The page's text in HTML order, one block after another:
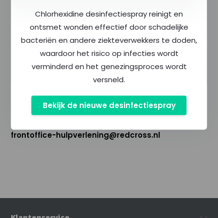
Ben je een vrijwilliger of medewerker van het Rode
Kruis en heb je suggesties voor nieuwe producten
frontoffice-hulpverlening@redcross.nl
Chlorhexidine desinfectiespray reinigt en
ontsmet wonden effectief door schadelijke
bacteriën en andere ziekteverwekkers te doden,
waardoor het risico op infecties wordt
verminderd en het genezingsproces wordt
versneld.
Bekijk de nieuwe desinfectiespray